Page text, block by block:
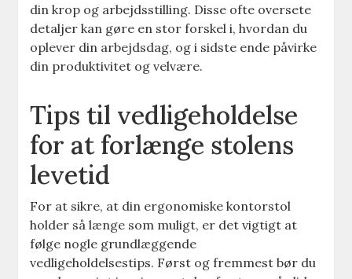
din krop og arbejdsstilling. Disse ofte oversete
detaljer kan gøre en stor forskel i, hvordan du
oplever din arbejdsdag, og i sidste ende påvirke
din produktivitet og velvære.
Tips til vedligeholdelse
for at forlænge stolens
levetid
For at sikre, at din ergonomiske kontorstol
holder så længe som muligt, er det vigtigt at
følge nogle grundlæggende
vedligeholdelsestips. Først og fremmest bør du